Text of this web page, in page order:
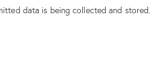
data is being collected and stored.